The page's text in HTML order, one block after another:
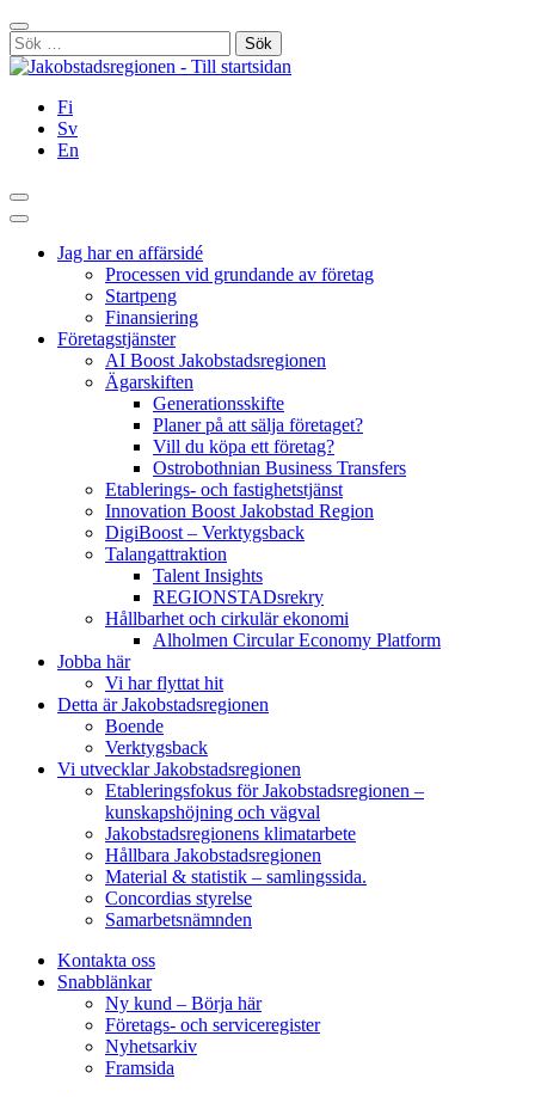
Hoppa
till
innehållet
Stäng
Sök
efter:
Fi
Sv
En
Sök
Huvudmeny
Jag har en affärsidé
Processen vid grundande av företag
Startpeng
Finansiering
Företagstjänster
AI Boost Jakobstadsregionen
Ägarskiften
Generationsskifte
Planer på att sälja företaget?
Vill du köpa ett företag?
Ostrobothnian Business Transfers
Etablerings- och fastighetstjänst
Innovation Boost Jakobstad Region
DigiBoost – Verktygsback
Talangattraktion
Talent Insights
REGIONSTADsrekry
Hållbarhet och cirkulär ekonomi
Alholmen Circular Economy Platform
Jobba här
Vi har flyttat hit
Detta är Jakobstadsregionen
Boende
Verktygsback
Vi utvecklar Jakobstadsregionen
Etableringsfokus för Jakobstadsregionen –
kunskapshöjning och vägval
Jakobstadsregionens klimatarbete
Hållbara Jakobstadsregionen
Material & statistik – samlingssida.
Concordias styrelse
Samarbetsnämnden
Kontakta oss
Snabblänkar
Ny kund – Börja här
Företags- och serviceregister
Nyhetsarkiv
Framsida